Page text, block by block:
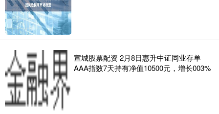
宣城股票配资 2月8日惠升中证同业存单
AAA指数7天持有净值10500元，增长003%